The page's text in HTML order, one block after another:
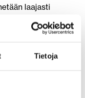
Tietoja
laajasti
maataloudessa
V-aura- ja
hyvän